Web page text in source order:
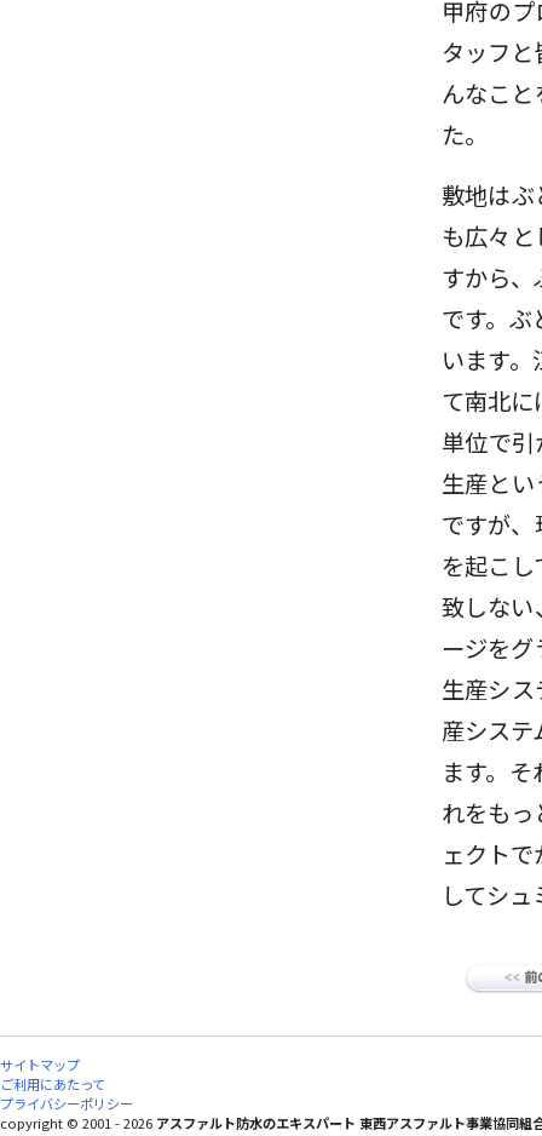
甲府の
タッフ
んなこ
た。
敷地は
も広々
すから
です。
います
て南北
単位で
生産と
ですが
を起こ
致しな
ージを
生産シ
産シス
ます。
れをも
ェクト
してシ
サイトマップ
ご利用にあたって
プライバシーポリシー
copyright © 2001 - 2026 アスファルト防水のエキスパート 東西アスファルト事業協同組